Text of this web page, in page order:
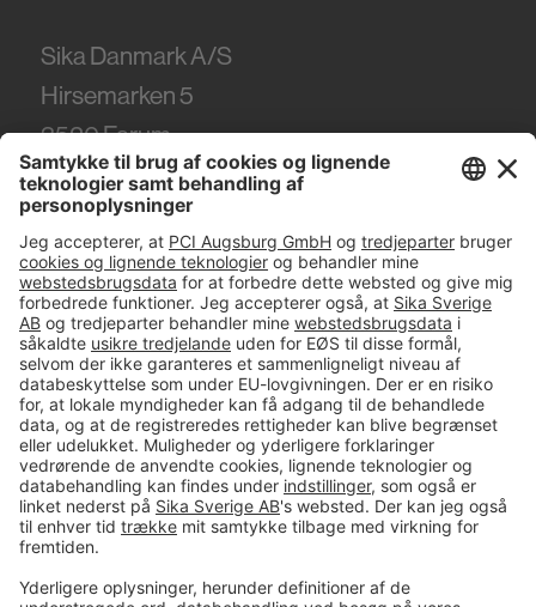
Sika Danmark A/S
Hirsemarken 5
3520Farum
Tel. +45 86 61 22 99
#PCI
Imprint